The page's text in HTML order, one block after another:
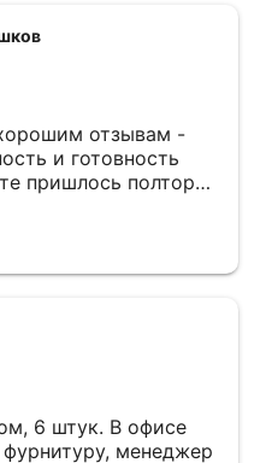
отзывам -
и готовность
пришлось полтора
подъезда, так как
не входит
косяка и
менеджеру
звонок от
и попыток
обговаривал, что
затруднительно -
6 штук. В офисе
менеджер